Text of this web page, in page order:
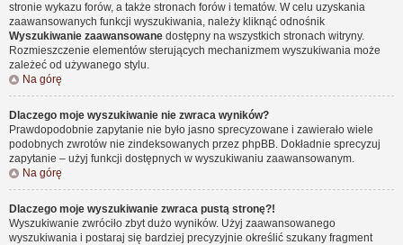
stronie wykazu forów, a także stronach forów i tematów. W celu uzyskania
zaawansowanych funkcji wyszukiwania, należy kliknąć odnośnik
Wyszukiwanie zaawansowane dostępny na wszystkich stronach witryny.
Rozmieszczenie elementów sterujących mechanizmem wyszukiwania może
zależeć od używanego stylu.
Na górę
Dlaczego moje wyszukiwanie nie zwraca wyników?
Prawdopodobnie zapytanie nie było jasno sprecyzowane i zawierało wiele
podobnych zwrotów nie zindeksowanych przez phpBB. Dokładnie sprecyzuj
zapytanie – użyj funkcji dostępnych w wyszukiwaniu zaawansowanym.
Na górę
Dlaczego moje wyszukiwanie zwraca pustą stronę?!
Wyszukiwanie zwróciło zbyt dużo wyników. Użyj zaawansowanego
wyszukiwania i postaraj się bardziej precyzyjnie określić szukany fragment